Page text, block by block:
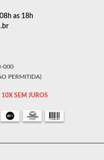
as 18h
000
PERMITIDA)
10X SEM JUROS